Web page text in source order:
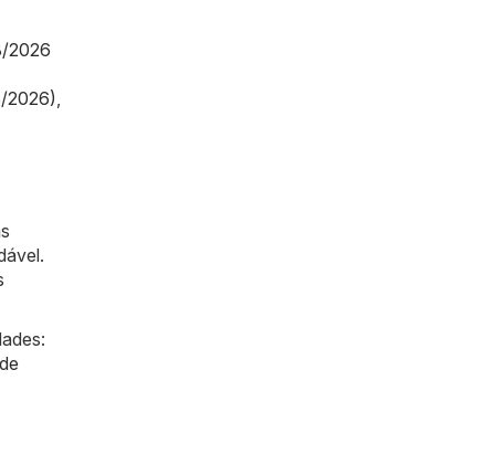
2026
2026),